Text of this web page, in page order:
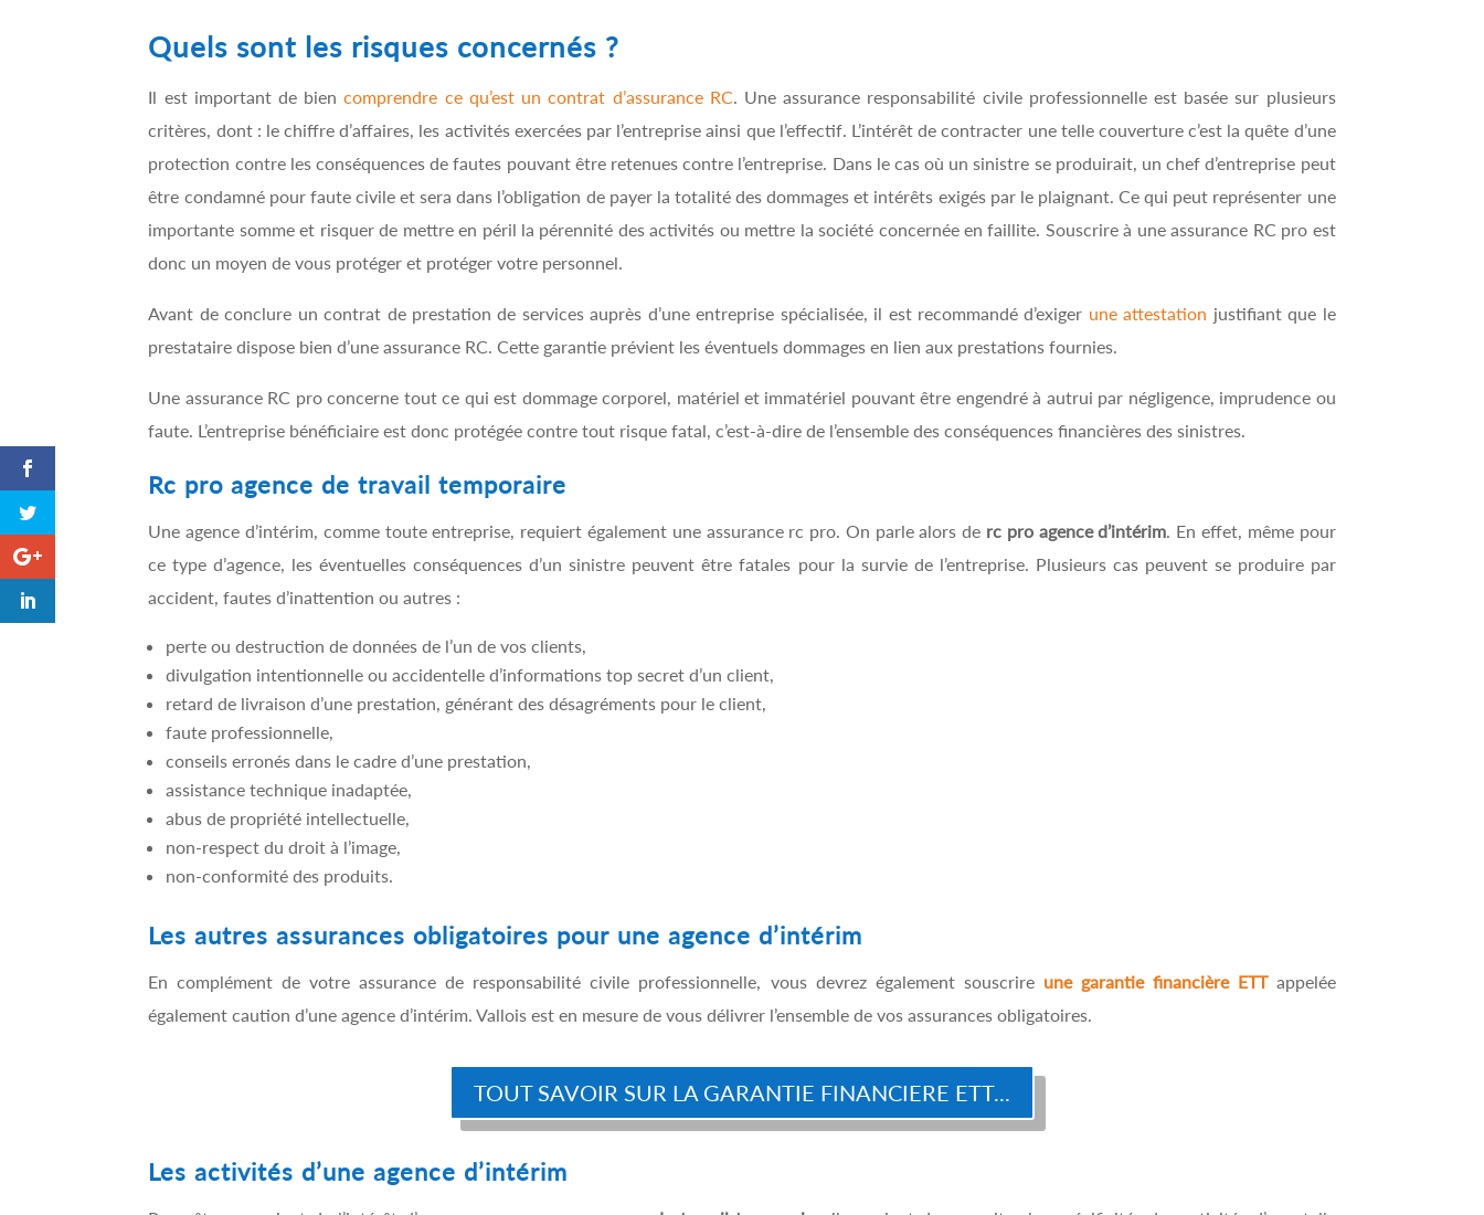
Quels sont les risques concernés ?
Il est important de biencomprendre ce qu’est un contrat d’assurance RC. Une assurance responsabilité civile professionnelle est basée sur plusieurs
critères, dont : le chiffre d’affaires, les activités exercées par l’entreprise ainsi que l’effectif. L’intérêt de contracter une telle couverture c’est la quête d’une
protection contre les conséquences de fautes pouvant être retenues contre l’entreprise. Dans le cas où un sinistre se produirait, un chef d’entreprise peut
être condamné pour faute civile et sera dans l’obligation de payer la totalité des dommages et intérêts exigés par le plaignant. Ce qui peut représenter une
importante somme et risquer de mettre en péril la pérennité des activités ou mettre la société concernée en faillite. Souscrire à une assurance RC pro est
donc un moyen de vous protéger et protéger votre personnel.
Avant de conclure un contrat de prestation de services auprès d’une entreprise spécialisée, il est recommandé d’exiger une attestation justifiant que le
prestataire dispose bien d’une assurance RC. Cette garantie prévient les éventuels dommages en lien aux prestations fournies.
Une assurance RC pro concerne tout ce qui est dommage corporel, matériel et immatériel pouvant être engendré à autrui par négligence, imprudence ou
faute. L’entreprise bénéficiaire est donc protégée contre tout risque fatal, c’est-à-dire de l’ensemble des conséquences financières des sinistres.
Rc pro agence de travail temporaire
Une agence d’intérim, comme toute entreprise, requiert également une assurance rc pro. On parle alors de rc pro agence d’intérim. En effet, même pour
ce type d’agence, les éventuelles conséquences d’un sinistre peuvent être fatales pour la survie de l’entreprise. Plusieurs cas peuvent se produire par
accident, fautes d’inattention ou autres :
perte ou destruction de données de l’un de vos clients,
divulgation intentionnelle ou accidentelle d’informations top secret d’un client,
retard de livraison d’une prestation, générant des désagréments pour le client,
faute professionnelle,
conseils erronés dans le cadre d’une prestation,
assistance technique inadaptée,
abus de propriété intellectuelle,
non-respect du droit à l’image,
non-conformité des produits.
Les autres assurances obligatoires pour une agence d’intérim
En complément de votre assurance de responsabilité civile professionnelle, vous devrez également souscrire une garantie financière ETT appelée
également caution d’une agence d’intérim. Vallois est en mesure de vous délivrer l’ensemble de vos assurances obligatoires.
TOUT SAVOIR SUR LA GARANTIE FINANCIERE ETT...
Les activités d’une agence d’intérim